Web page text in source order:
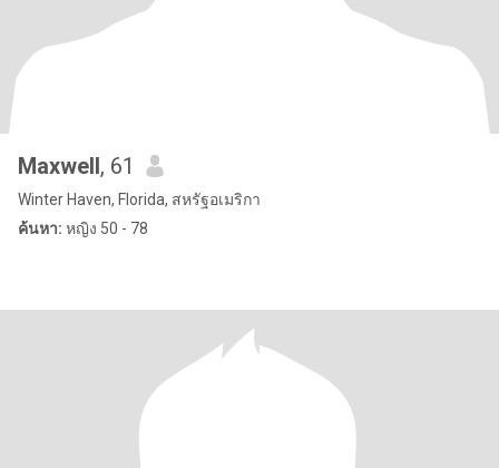
Maxwell, 61
Winter Haven, Florida, สหรัฐอเมริกา
ค้นหา: หญิง 50 - 78